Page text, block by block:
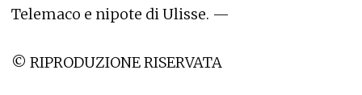
Telemaco e nipote di Ulisse. —
© RIPRODUZIONE RISERVATA